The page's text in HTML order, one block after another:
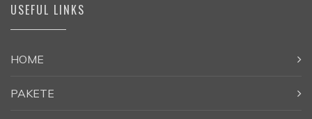
USEFUL LINKS
HOME
PAKETE